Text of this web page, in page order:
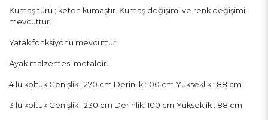
Kumaş türü ; keten kumaştır. Kumaş değişimi ve renk değişimi
mevcuttur.
Yatak fonksiyonu mevcuttur.
Ayak malzemesi metaldir.
4 lü koltuk Genişlik : 270 cm Derinlik :100 cm Yükseklik : 88 cm
3 lü koltuk Genişlik : 230 cm Derinlik: 100 cm Yükseklik : 88 cm